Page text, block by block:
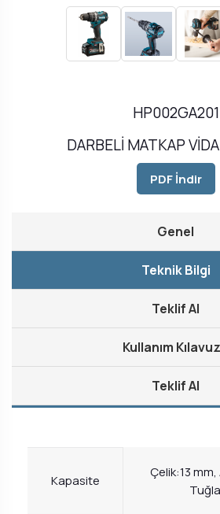
HP002GA201
DARBELİ MATKAP
PDF İndir
Genel
Teknik Bilgi
Teklif Al
Kullanım
Teklif Al
Kapasite
Çelik:13